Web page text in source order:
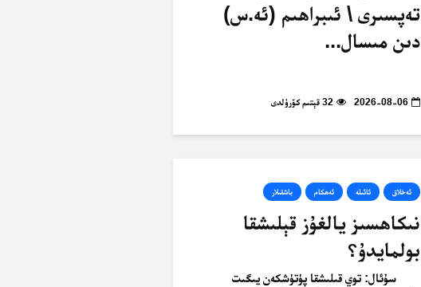
تەپسىرى \ ئىبراھىم (ئە.س)
دىن مىسال...
2026-08-06 32 قېتىم كۆرۈلدى
ئەخلاق ئائىلە ئەھكام باشقىلار
نىكاھسىز يالغۇز قېلىشقا
بولمايدۇ؟
سۇئال: توي قىلىشقا پۈتۈشكەن يىگىت